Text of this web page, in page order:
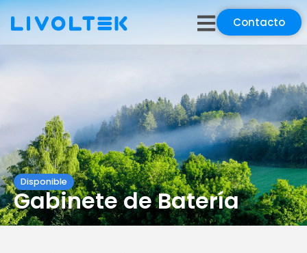
Contacto
Disponible
Gabinete de Batería